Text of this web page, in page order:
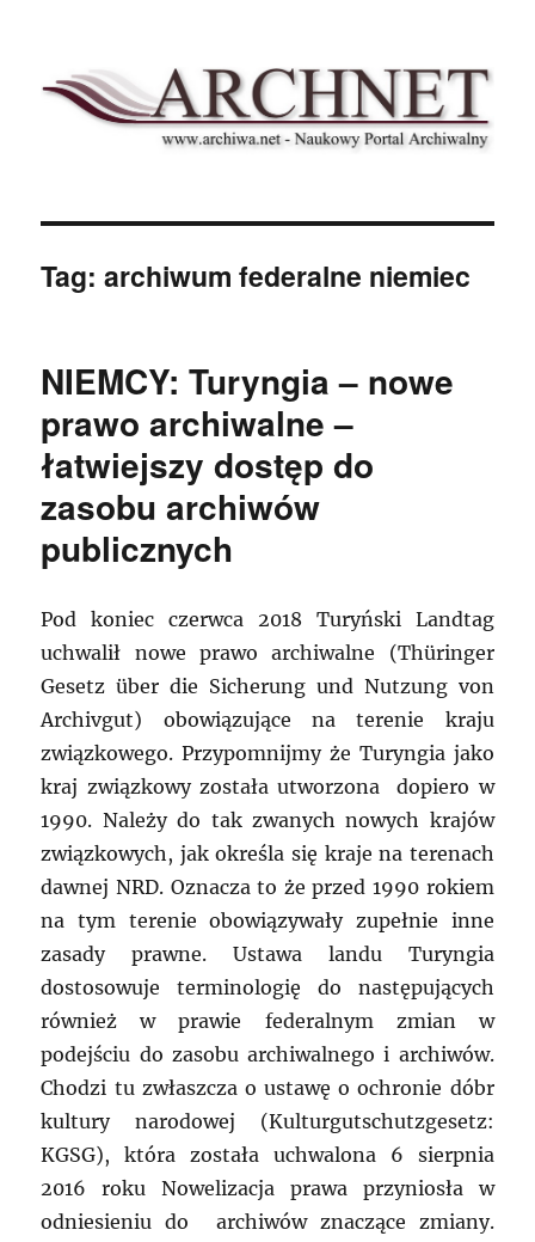
Archnet
Tag:archiwum federalne niemiec
NIEMCY: Turyngia – nowe
prawo archiwalne –
łatwiejszy dostęp do
zasobu archiwów
publicznych
Pod koniec czerwca 2018 Turyński Landtag
uchwalił nowe prawo archiwalne (Thüringer
Gesetz über die Sicherung und Nutzung von
Archivgut) obowiązujące na terenie kraju
związkowego. Przypomnijmy że Turyngia jako
kraj związkowy została utworzona dopiero w
1990. Należy do tak zwanych nowych krajów
związkowych, jak określa się kraje na terenach
dawnej NRD. Oznacza to że przed 1990 rokiem
na tym terenie obowiązywały zupełnie inne
zasady prawne. Ustawa landu Turyngia
dostosowuje terminologię do następujących
również w prawie federalnym zmian w
podejściu do zasobu archiwalnego i archiwów.
Chodzi tu zwłaszcza o ustawę o ochronie dóbr
kultury narodowej (Kulturgutschutzgesetz:
KGSG), która została uchwalona 6 sierpnia
2016 roku Nowelizacja prawa przyniosła w
odniesieniu do archiwów znaczące zmiany.